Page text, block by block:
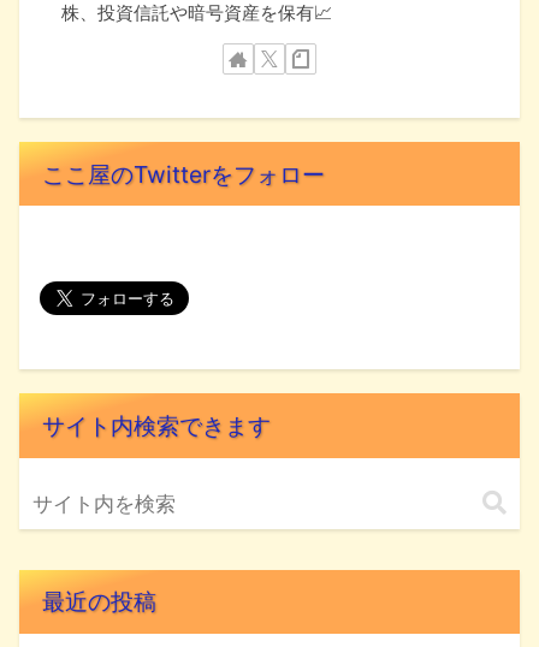
株、投資信託や暗号資産を保有📈
ここ屋のTwitterをフォロー
サイト内検索できます
最近の投稿